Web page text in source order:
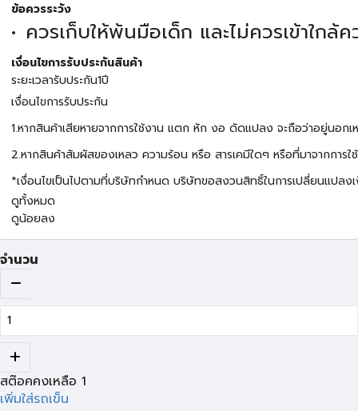
ข้อควรระวัง
ควรเก็บให้พ้นมือเด็ก และไม่ควรเข้าใกล้
เงื่อนไขการรับประกันสินค้า
ระยะเวลารับประกัน1ปี
เงื่อนไขการรับประกัน
1.หากสินค้าเสียหายจากการใช้งาน แตก หัก งอ ดัดแปลง จะถือว่าอยู่นอก
2.หากสินค้าสัมผัสของเหลว ความร้อน หรือ สารเคมีใดๆ หรือที่มาจากการ
*เงื่อนไขเป็นไปตามที่บริษัทกำหนด บริษัทขอสงวนสิทธิ์ในการเปลี่ยนแปลง
ดูทั้งหมด
ดูน้อยลง
จำนวน
สต๊อคคงเหลือ 1
เพิ่มใส่รถเข็น